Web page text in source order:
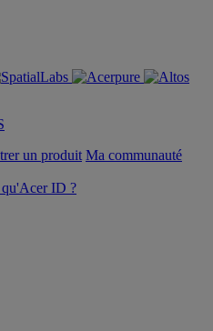
un produit Ma communauté
qu'Acer ID ?